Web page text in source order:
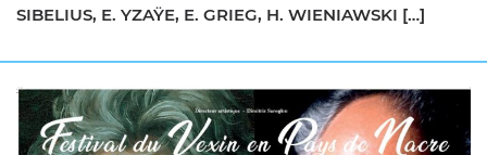
SIBELIUS, E. YZAŸE, E. GRIEG, H. WIENIAWSKI […]